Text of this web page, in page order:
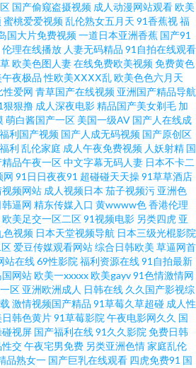
区 亚洲色情影视在线观看 欧美第一夜页 91熟
91在线 91pron视频w 超碰人妻99 91露脸双飞
91啦中文字幕 91最新在线精品视频 久久国产
频 成人综合网站在线观看 在线播放的AV网站
91区 91V在线 福利姬导航 91国产精品在线看
免费mv入口 欧洲色图17p 91电影院女人的天
人天堂 日本v韩国v欧洲 91黄色传媒公司 国内
看 女同网址 日韩新网片 97大香蕉伊人 豆花综
频 色天堂污 AV大香蕉 日韩成人网 久久超碰成
婷婷 aV福利在线网 黄污视频在线观看导航 91
黄色视频网站 91视频国产网站 久热只精品在
国产偷窥盗摄视频 成人动漫网站观看欧美
蜜桃爱爱视频乱伦熟女五月天 91香蕉视福
国大片免费视频一道日本亚洲香蕉 国产91
伦理在线播放 人妻无码精品 91自拍在线观看
欧美色图人妻在线免费欧美视频免费黄色
夜极品 性欧美ⅩⅩⅩⅩ乱欧美色色六月天
性爱网 青草国产在线视频 亚洲国产精品导航
狠狠撸 成人深夜电影精品国产美女剃毛 加
萌白酱国产一区 美国一级AV 国产人在线成
利国产视频 国产人成无码视频 国产原创区
利 乱伦家庭 成人午夜免费视频 人妖射精 国
精品午夜一区中文字幕无码人妻 日本不卡二
网 91日日夜夜91 超碰碰天天操91草草酒店
频网站 成人视频日本 茄子视频污 亚洲色
韩逼网 精东传媒入口 黄wwww色香港伦理
欧美足交一区二区91视频电影 另类四虎 亚
色视频 日本天堂视频导航 日本三级光棍影院
爱豆传媒观看网站综合日韩欧美 草逼网首
站在线69性影院 福利资源在线91自拍最新
网站欧美一xxxxx欧美gayv91色情激情网
区 亚洲欧洲成人 日韩在线 久久国产影视综
激情视频国产精品 91草莓久草超碰 成人性
韩色黄片91草莓影院 午夜电影网久久 国
碰视屏 国产福利在线91久久影院 免费日韩
交午夜宅男免费 另类亚洲色情家庭乱伦
品熟女一 国产巨乳在线观看 四虎免费91 国